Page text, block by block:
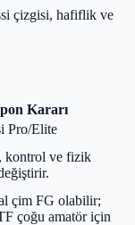
çizgisi, hafiflik ve
Kararı
Pro/Elite
kontrol ve fizik
çim FG olabilir;
çoğu amatör için